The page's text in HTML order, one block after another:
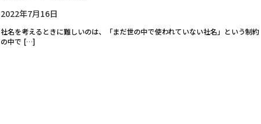
2022年7月16日
社名を考えるときに難しいのは、「まだ世の中で使われていない社名」という制約
の中で […]